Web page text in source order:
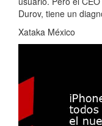
Durov, tiene un
Xataka México